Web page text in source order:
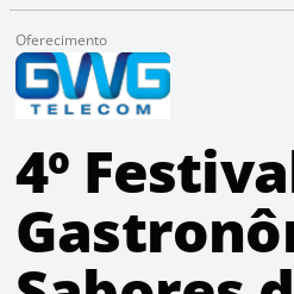
Oferecimento
4º